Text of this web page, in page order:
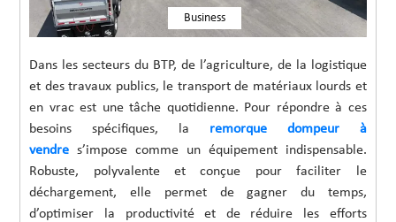
Business
Dans les secteurs du BTP, de l’agriculture, de la logistique
et des travaux publics, le transport de matériaux lourds et
en vrac est une tâche quotidienne. Pour répondre à ces
besoins spécifiques, la remorque dompeur à
vendre s’impose comme un équipement indispensable.
Robuste, polyvalente et conçue pour faciliter le
déchargement, elle permet de gagner du temps,
d’optimiser la productivité et de réduire les efforts